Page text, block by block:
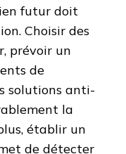
futur doit
Choisir des
prévoir un
de
solutions anti-
la
établir un
de détecter